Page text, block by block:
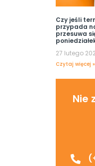
Czy jeśli
przypada
przesuwa
27 lutego
Czytaj więcej »
Nie